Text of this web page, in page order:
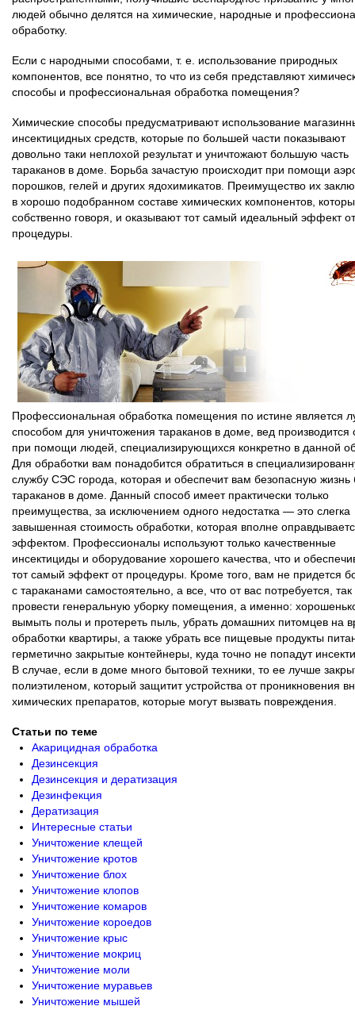
людей обычно делятся на химические, народные и
обработку.
Если с народными способами, т. е. использование природных
компонентов, все понятно, то что из себя представляют
способы и профессиональная обработка помещения?
Химические способы предусматривают использование
инсектицидных средств, которые по большей части показывают
довольно таки неплохой результат и уничтожают большую часть
тараканов в доме. Борьба зачастую происходит при помощи
порошков, гелей и других ядохимикатов. Преимущество их
в хорошо подобранном составе химических компонентов,
собственно говоря, и оказывают тот самый идеальный эффект от
процедуры.
Профессиональная обработка помещения по истине является
способом для уничтожения тараканов в доме, вед производится
при помощи людей, специализирующихся конкретно в данной
Для обработки вам понадобится обратиться в
службу СЭС города, которая и обеспечит вам безопасную жизнь
тараканов в доме. Данный способ имеет практически только
преимущества, за исключением одного недостатка — это слегка
завышенная стоимость обработки, которая вполне
эффектом. Профессионалы используют только качественные
инсектициды и оборудование хорошего качества, что и
тот самый эффект от процедуры. Кроме того, вам не придется
с тараканами самостоятельно, а все, что от вас потребуется, так
провести генеральную уборку помещения, а именно:
вымыть полы и протереть пыль, убрать домашних питомцев на
обработки квартиры, а также убрать все пищевые продукты
герметично закрытые контейнеры, куда точно не попадут
В случае, если в доме много бытовой техники, то ее лучше
полиэтиленом, который защитит устройства от проникновения
химических препаратов, которые могут вызвать повреждения.
Статьи по теме
Акарицидная обработка
Дезинсекция
Дезинсекция и дератизация
Дезинфекция
Дератизация
Интересные статьи
Уничтожение клещей
Уничтожение кротов
Уничтожение блох
Уничтожение клопов
Уничтожение комаров
Уничтожение короедов
Уничтожение крыс
Уничтожение мокриц
Уничтожение моли
Уничтожение муравьев
Уничтожение мышей